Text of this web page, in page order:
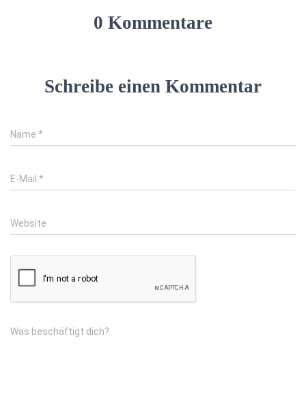
0 Kommentare
Schreibe einen Kommentar
Name *
E-Mail *
Website
Was beschäftigt dich?